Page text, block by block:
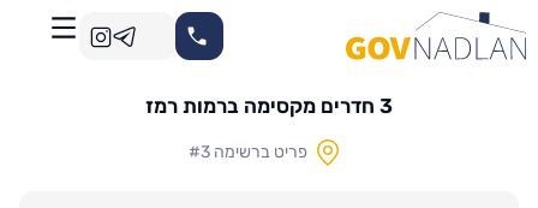
3 חדרים מקסימה ברמות רמז
פריט ברשימה #3